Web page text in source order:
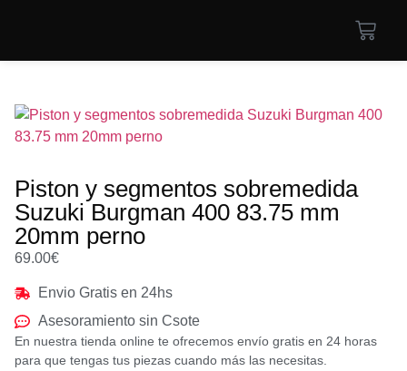
Piston y segmentos sobremedida
Suzuki Burgman 400 83.75 mm
20mm perno
69.00€
Envio Gratis en 24hs
Asesoramiento sin Csote
En nuestra tienda online te ofrecemos envío gratis en 24 horas
para que tengas tus piezas cuando más las necesitas.